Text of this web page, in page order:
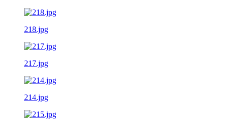
218.jpg
217.jpg
214.jpg